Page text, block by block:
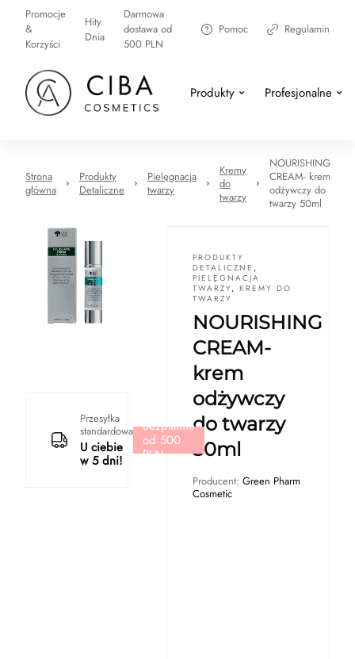
Promocje
&
Korzyści
Hity
Dnia
Darmowa
dostawa od
500 PLN
Pomoc Regulamin
Produkty Profesjonalne
Strona
główna
Produkty
Detaliczne
Pielęgnacja
twarzy
Kremy
do
twarzy
NOURISHING
CREAM- krem
odżywczy do
twarzy 50ml
Przesyłka
standardowa
U ciebie
w 5 dni!
Bezpłatnie
od 500
PLN
PRODUKTY
DETALICZNE ,
PIELĘGNACJA
TWARZY, KREMY DO
TWARZY
NOURISHING
CREAM-
krem
odżywczy
do twarzy
50ml
Producent: Green Pharm
Cosmetic